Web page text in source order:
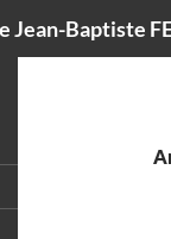
Jean-Baptiste